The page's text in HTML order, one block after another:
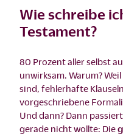
Wie schreibe
Testament?
80 Prozent aller selbst
unwirksam. Warum?
sind, fehlerhafte
vorgeschriebene
Und dann? Dann
gerade nicht wollte: Die